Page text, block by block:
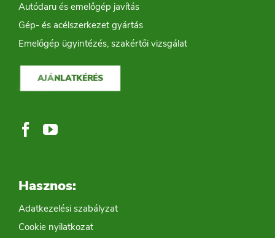
Autódaru és emelőgép javítás
Gép- és acélszerkezet gyártás
Emelőgép ügyintézés, szakértői vizsgálat
AJÁNLATKÉRÉS
Hasznos:
Adatkezelési szabályzat
Cookie nyilatkozat